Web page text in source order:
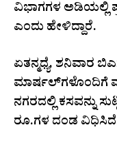
ವಿಭಾಗಗಳ ಅಡಿಯಲ್ಲಿ
ಎಂದು ಹೇಳಿದ್ದಾರೆ.
ಏತನ್ಮಧ್ಯೆ, ಶನಿವಾರ
ಮಾರ್ಷಲ್‌ಗಳೊಂದಿಗೆ
ನಗರದಲ್ಲಿ ಕಸವನ್ನು
ರೂ.ಗಳ ದಂಡ